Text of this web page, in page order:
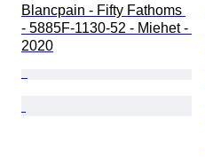
Blancpain - Fifty Fathoms
- 5885F-1130-52 - Miehet -
2020